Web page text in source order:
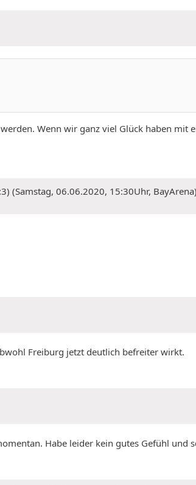
Wenn wir ganz viel Glück haben
(Samstag, 06.06.2020, 15:30Uhr, BayArena)
Freiburg jetzt deutlich befreiter wirkt.
Habe leider kein gutes Gefühl und